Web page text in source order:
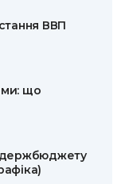
ВВП
що
держбюджету